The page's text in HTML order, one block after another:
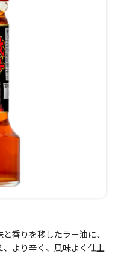
香りを移したラー油に、
、より辛く、風味よく仕上